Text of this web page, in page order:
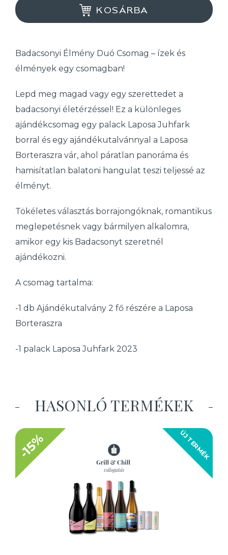
KOSÁRBA
Badacsonyi Élmény Duó Csomag – ízek és
élmények egy csomagban!
Lepd meg magad vagy egy szerettedet a
badacsonyi életérzéssel! Ez a különleges
ajándékcsomag egy palack Laposa Juhfark
borral és egy ajándékutalvánnyal a Laposa
Borteraszra vár, ahol páratlan panoráma és
hamisítatlan balatoni hangulat teszi teljessé az
élményt.
Tökéletes választás borrajongóknak, romantikus
meglepetésnek vagy bármilyen alkalomra,
amikor egy kis Badacsonyt szeretnél
ajándékozni.
A csomag tartalma:
-1 db Ajándékutalvány 2 fő részére a Laposa
Borteraszra
-1 palack Laposa Juhfark 2023
HASONLÓ TERMÉKEK
ÚJ TERMÉK
-15%